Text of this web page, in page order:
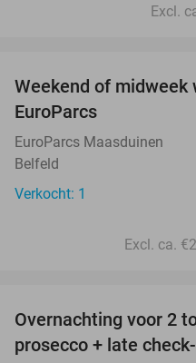
Excl.
Weekend of midweek
EuroParcs
EuroParcs Maasduinen
Belfeld
Verkocht: 1
Excl. ca.
Overnachting voor 2
prosecco + late